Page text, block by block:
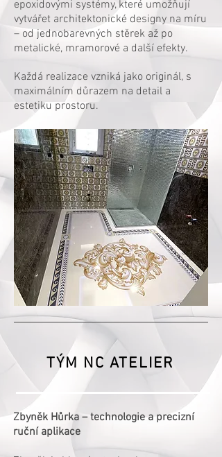
epoxidovými systémy, které umožňují
vytvářet architektonické designy na míru
– od jednobarevných stěrek až po
metalické, mramorové a další efekty.
Každá realizace vzniká jako originál, s
maximálním důrazem na detail a
estetiku prostoru.
TÝM NC ATELIER
Zbyněk Hůrka – technologie a precizní
ruční aplikace